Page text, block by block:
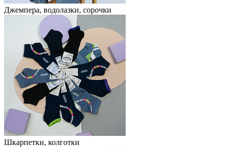
Джемпера, водолазки, сорочки
Шкарпетки, колготки